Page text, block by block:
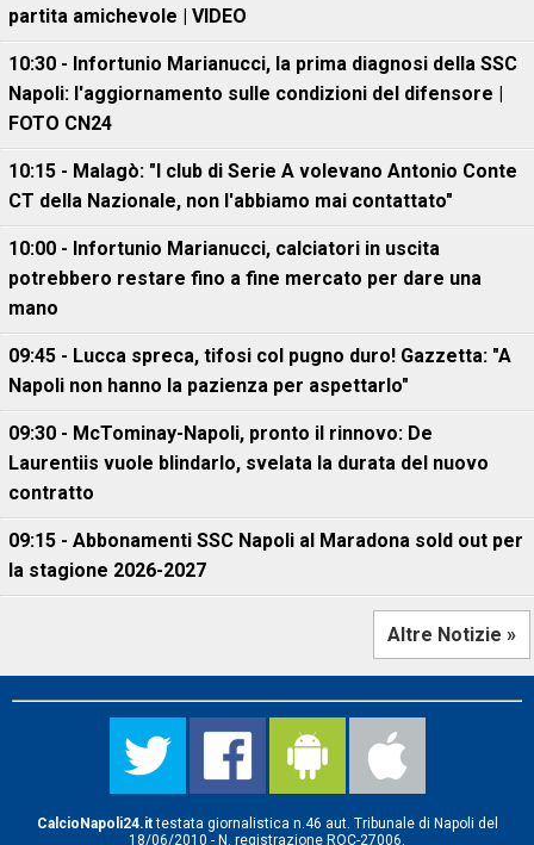
partita amichevole | VIDEO
10:30 - Infortunio Marianucci, la prima diagnosi della SSC
Napoli: l'aggiornamento sulle condizioni del difensore |
FOTO CN24
10:15 - Malagò: "I club di Serie A volevano Antonio Conte
CT della Nazionale, non l'abbiamo mai contattato"
10:00 - Infortunio Marianucci, calciatori in uscita
potrebbero restare fino a fine mercato per dare una
mano
09:45 - Lucca spreca, tifosi col pugno duro! Gazzetta: "A
Napoli non hanno la pazienza per aspettarlo"
09:30 - McTominay-Napoli, pronto il rinnovo: De
Laurentiis vuole blindarlo, svelata la durata del nuovo
contratto
09:15 - Abbonamenti SSC Napoli al Maradona sold out per
la stagione 2026-2027
Altre Notizie »
CalcioNapoli24.ittestata giornalistica n.46 aut. Tribunale di Napoli del
18/06/2010 - N. registrazione ROC-27006.